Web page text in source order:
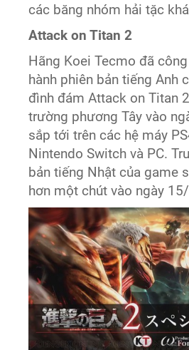
các băng nhóm hải tặc
Attack on Titan 2
Hãng Koei Tecmo đã
hành phiên bản tiếng Anh
đình đám Attack on Titan
trường phương Tây vào
sắp tới trên các hệ máy
Nintendo Switch và PC.
bản tiếng Nhật của game
hơn một chút vào ngày